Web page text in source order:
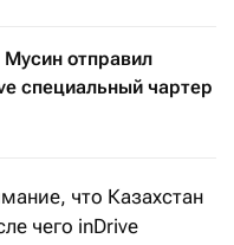
отправил
специальный чартер
что Казахстан
чего inDrive